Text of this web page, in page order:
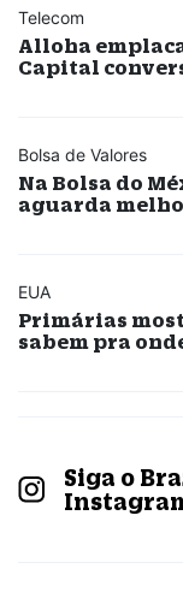
Telecom
Alloha
Capital
Bolsa de Valores
Na Bolsa do
aguarda
EUA
Primárias
sabem pra
Siga o